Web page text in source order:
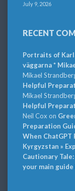
July 9, 2026
RECENT
Portraits of
väggarna *
Mikael
Helpful
Mikael
Helpful
Neil Cox on
Preparation
When ChatGPT
Kyrgyzstan »
Cautionary
your main